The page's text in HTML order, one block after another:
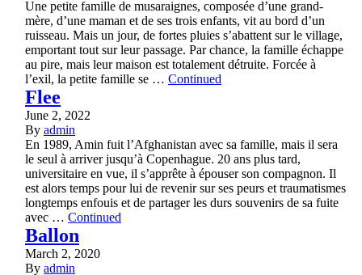
Une petite famille de musaraignes, composée d’une grand-
mère, d’une maman et de ses trois enfants, vit au bord d’un
ruisseau. Mais un jour, de fortes pluies s’abattent sur le village,
emportant tout sur leur passage. Par chance, la famille échappe
au pire, mais leur maison est totalement détruite. Forcée à
l’exil, la petite famille se … Continued
Flee
June 2, 2022
By admin
En 1989, Amin fuit l’Afghanistan avec sa famille, mais il sera
le seul à arriver jusqu’à Copenhague. 20 ans plus tard,
universitaire en vue, il s’apprête à épouser son compagnon. Il
est alors temps pour lui de revenir sur ses peurs et traumatismes
longtemps enfouis et de partager les durs souvenirs de sa fuite
avec … Continued
Ballon
March 2, 2020
By admin